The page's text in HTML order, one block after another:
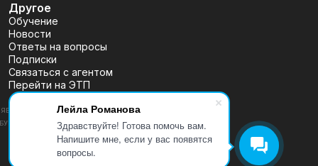
Лейла Романова
Здравствуйте! Готова помочь вам.
Напишите мне, если у вас появятся
вопросы.
Другое
Обучение
Новости
Ответы на вопросы
Подписки
Связаться с агентом
Перейти на ЭТП
ПУБЛИЧНОЙ ОФЕРТОЙ, ОПРЕДЕЛЯЕМОЙ ПОЛОЖЕНИЯМИ
(УТВ. БАНКОМ РОССИИ 30.12.2014 N 454-П), РАЗМЕЩЕНА